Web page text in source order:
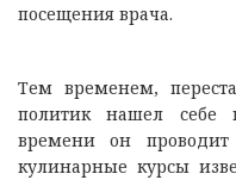
посещения врача.
Тем временем,
политик нашел себе
времени он
кулинарные курсы